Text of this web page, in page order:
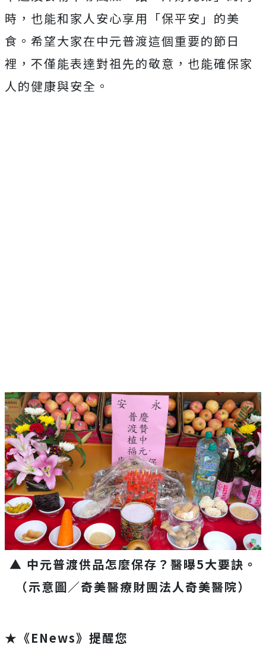
時，也能和家人安心享用「保平安」的美
食。希望大家在中元普渡這個重要的節日
裡，不僅能表達對祖先的敬意，也能確保家
人的健康與安全。
▲ 中元普渡供品怎麼保存？醫曝5大要訣。
（示意圖／奇美醫療財團法人奇美醫院）
★《ENews》提醒您